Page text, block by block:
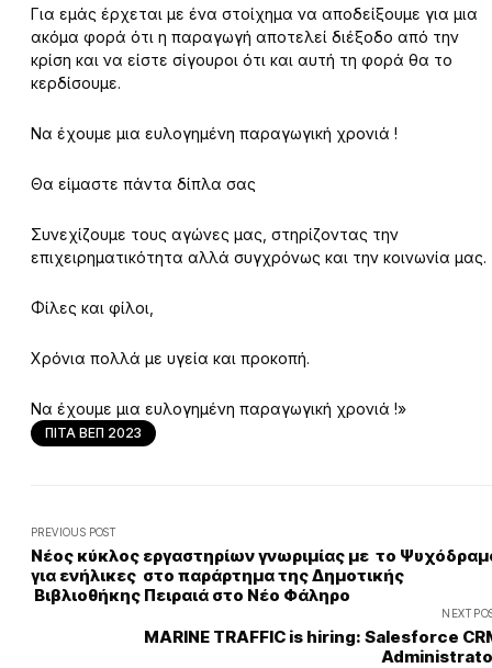
Για εμάς έρχεται με ένα στοίχημα να αποδείξουμε για μια
ακόμα φορά ότι η παραγωγή αποτελεί διέξοδο από την
κρίση και να είστε σίγουροι ότι και αυτή τη φορά θα το
κερδίσουμε.
Να έχουμε μια ευλογημένη παραγωγική χρονιά !
Θα είμαστε πάντα δίπλα σας
Συνεχίζουμε τους αγώνες μας, στηρίζοντας την
επιχειρηματικότητα αλλά συγχρόνως και την κοινωνία μας.
Φίλες και φίλοι,
Χρόνια πολλά με υγεία και προκοπή.
Να έχουμε μια ευλογημένη παραγωγική χρονιά !»
ΠΙΤΑ ΒΕΠ 2023
PREVIOUS POST
Νέος κύκλος εργαστηρίων γνωριμίας με το
για ενήλικες στο παράρτημα της Δημοτικής
Βιβλιοθήκης Πειραιά στο Νέο Φάληρο
NEXT
MARINE TRAFFIC is hiring: Salesforce